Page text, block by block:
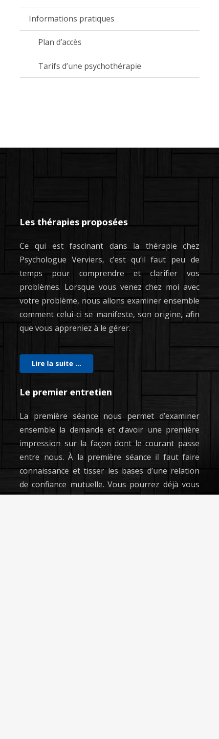
Informations pratiques
Plan d’accès
Tarifs d’une psychothérapie
Les thérapies proposées
Ce qui est fascinant dans la thérapie chez
Psychologue Verviers, c’est qu’il faut peu de
temps pour comprendre et clarifier vos
problèmes. Lorsque vous venez chez moi avec
votre problème, nous allons examiner ensemble
comment celui-ci se manifeste, son origine, afin
que vous appreniez à le gérer.
Lire la suite …
Le premier entretien
La première séance nous permet d’examiner
ensemble la demande et d’avoir une première
impression sur la façon dont le courant passe
entre nous. À la première séance il faut faire
connaissance et tisser les bases d’une relation
de confiance mutuelle. Vous pourrez déjà vous
exprimer sur les difficultés..